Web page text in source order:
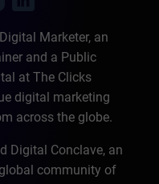
Marketer, an
and a Public
at The Clicks
digital marketing
across the globe.
Digital Conclave, an
community of